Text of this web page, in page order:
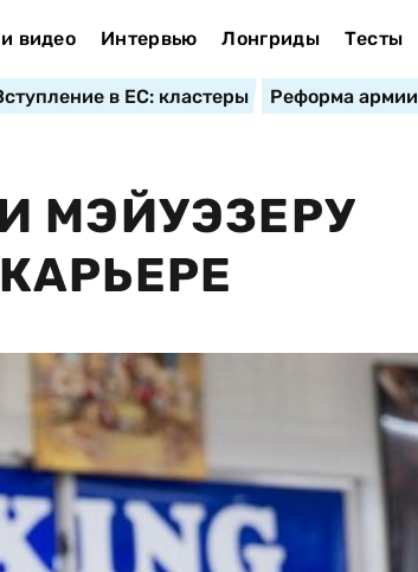
видео Интервью Лонгриды Тесты
в ЕС: кластеры Реформа армии
МЭЙУЭЗЕРУ